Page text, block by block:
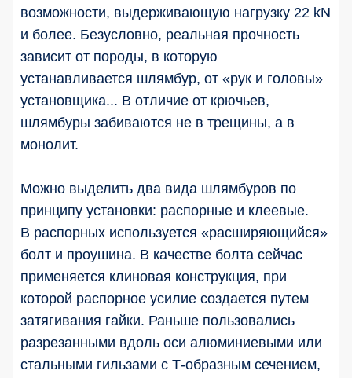
возможности, выдерживающую нагрузку 22 kN
и более. Безусловно, реальная прочность
зависит от породы, в которую
устанавливается шлямбур, от «рук и головы»
установщика... В отличие от крючьев,
шлямбуры забиваются не в трещины, а в
монолит.
Можно выделить два вида шлямбуров по
принципу установки: распорные и клеевые.
В распорных используется «расширяющийся»
болт и проушина. В качестве болта сейчас
применяется клиновая конструкция, при
которой распорное усилие создается путем
затягивания гайки. Раньше пользовались
разрезанными вдоль оси алюминиевыми или
стальными гильзами с Т-образным сечением,